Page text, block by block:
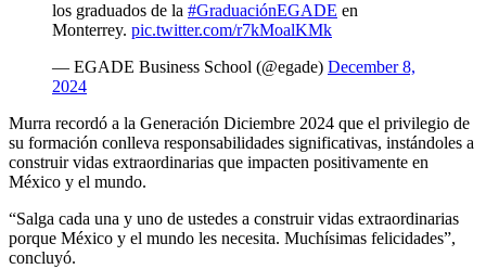
los graduados de la #GraduaciónEGADE en
Monterrey. pic.twitter.com/r7kMoalKMk
— EGADE Business School (@egade) December 8,
2024
Murra recordó a la Generación Diciembre 2024 que el privilegio de
su formación conlleva responsabilidades significativas, instándoles a
construir vidas extraordinarias que impacten positivamente en
México y el mundo.
“Salga cada una y uno de ustedes a construir vidas extraordinarias
porque México y el mundo les necesita. Muchísimas felicidades”,
concluyó.